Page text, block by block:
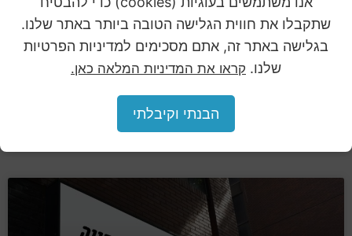
שתקבלו את חווית הגלישה הטובה ביותר באתר שלנו.
בגלישה באתר זה, אתם מסכימים למדיניות הפרטיות
שלנו. קראו את המדיניות המלאה כאן.
הבנתי וקיבלתי
עיצוב גן ילדים
גן הוא לא רק המקום שבו הילדים שוהים רוב היום, אלא גם אזור שאמור
לעורר בהם השראה, לנסוך בהם תחושת ביטחון ולגרום להם לגלות